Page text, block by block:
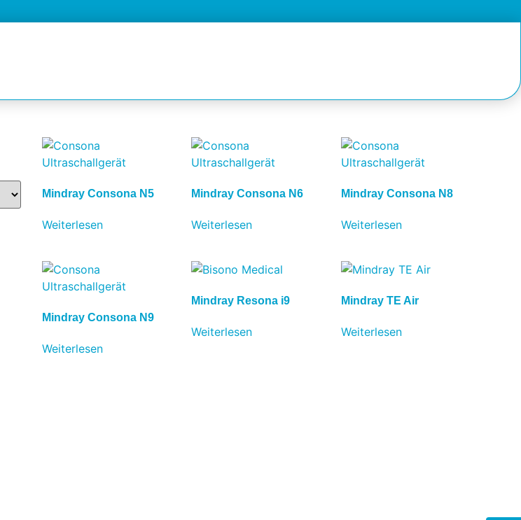
Mindray Consona N5
Weiterlesen
Mindray Consona N6
Weiterlesen
Mindray Consona N8
Weiterlesen
Mindray Consona N9
Weiterlesen
Mindray Resona i9
Weiterlesen
Mindray TE Air
Weiterlesen